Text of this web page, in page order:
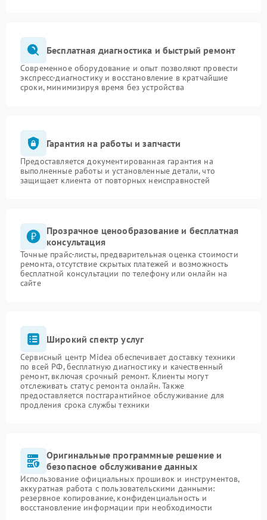
Бесплатная диагностика и быстрый ремонт
Современное оборудование и опыт позволяют провести
экспресс-диагностику и восстановление в кратчайшие
сроки, минимизируя время без устройства
Гарантия на работы и запчасти
Предоставляется документированная гарантия на
выполненные работы и установленные детали, что
защищает клиента от повторных неисправностей
Прозрачное ценообразование и бесплатная
консультация
Точные прайс-листы, предварительная оценка стоимости
ремонта, отсутствие скрытых платежей и возможность
бесплатной консультации по телефону или онлайн на
сайте
Широкий спектр услуг
Сервисный центр Midea обеспечивает доставку техники
по всей РФ, бесплатную диагностику и качественный
ремонт, включая срочный ремонт. Клиенты могут
отслеживать статус ремонта онлайн. Также
предоставляется постгарантийное обслуживание для
продления срока службы техники
Оригинальные программные решение и
безопасное обслуживание данных
Использование официальных прошивок и инструментов,
аккуратная работа с пользовательскими данными:
резервное копирование, конфиденциальность и
восстановление информации при необходимости